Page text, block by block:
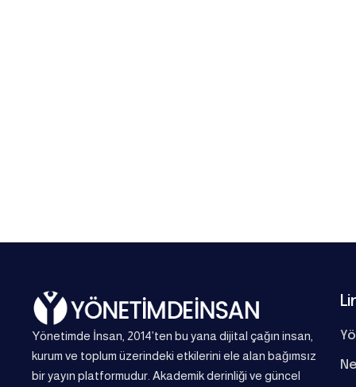
Yönetimde İnsan, 2014’ten bu yana dijital çağın insan,
kurum ve toplum üzerindeki etkilerini ele alan bağımsız
bir yayın platformudur. Akademik derinliği ve güncel